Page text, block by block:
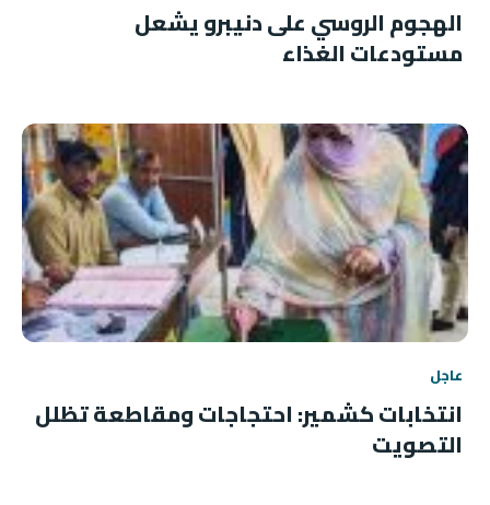
الهجوم الروسي على دنيبرو يشعل
مستودعات الغذاء
عاجل
انتخابات كشمير: احتجاجات ومقاطعة تظلل
التصويت